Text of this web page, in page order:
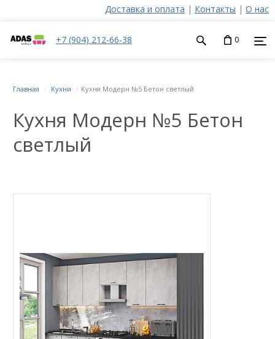
Доставка и оплата | Контакты | О нас
+7 (904) 212-66-38 0
Кухня Модерн №5 Бетон
светлый
Главная Кухни Кухня Модерн №5 Бетон светлый